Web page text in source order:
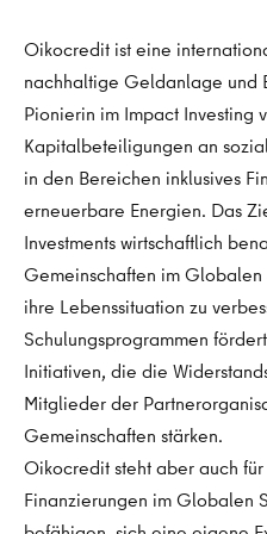
Oikocredit ist eine
nachhaltige Geldanlage und
Pionierin im Impact Investing
Kapitalbeteiligungen an
in den Bereichen inklusives
erneuerbare Energien. Das
Investments wirtschaftlich
Gemeinschaften im
ihre Lebenssituation zu
Schulungsprogrammen
Initiativen, die die
Mitglieder der
Gemeinschaften stärken.
Oikocredit steht aber auch
Finanzierungen im Globalen